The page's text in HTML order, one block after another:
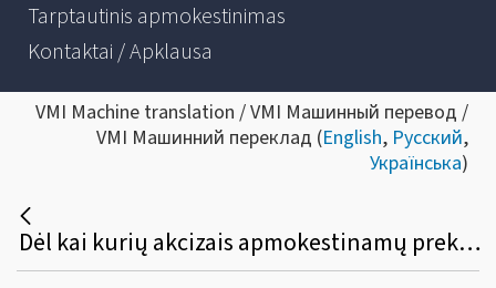
Tarptautinis apmokestinimas
Kontaktai / Apklausa
VMI Machine translation / VMI Машинный перевод /
VMI Машинний переклад (English, Русский,
Українська)
Dėl kai kurių akcizais apmokestinamų prekių apyvartos duomenų pateikimo taisyklių pakeitimo